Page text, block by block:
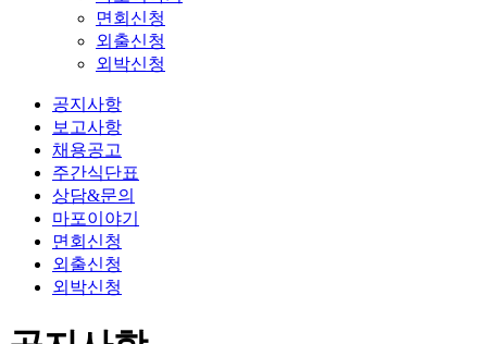
면회신청
외출신청
외박신청
공지사항
보고사항
채용공고
주간식단표
상담&문의
마포이야기
면회신청
외출신청
외박신청